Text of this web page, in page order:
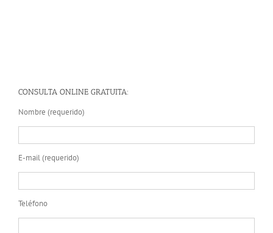
CONSULTA ONLINE GRATUITA:
Nombre (requerido)
E-mail (requerido)
Teléfono